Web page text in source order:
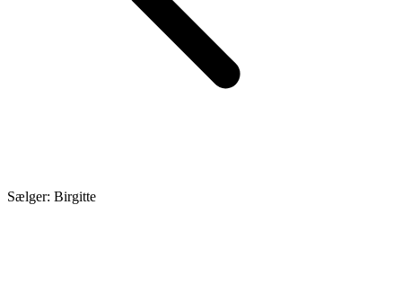
Sælger: Birgitte